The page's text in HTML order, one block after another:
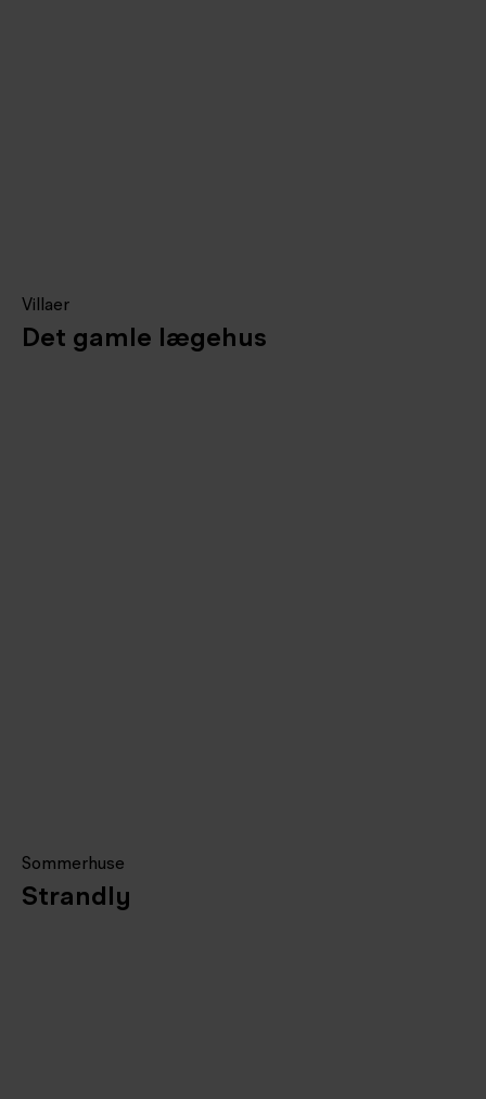
Villaer
Det gamle lægehus
Sommerhuse
Strandly